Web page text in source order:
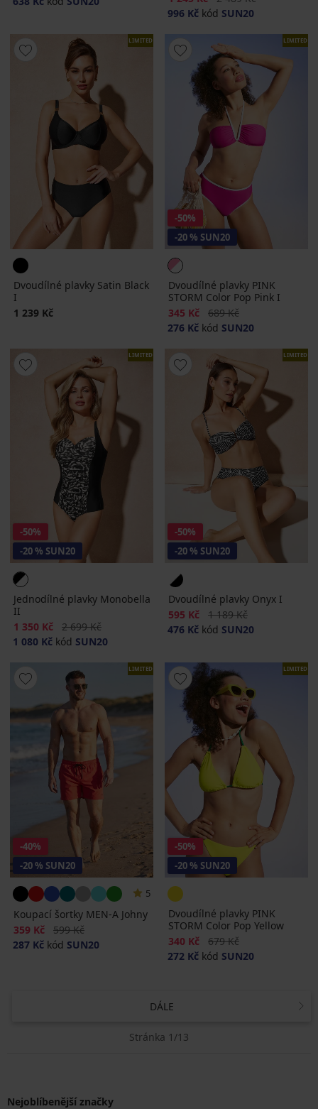
996 Kč kód SUN20
LIMITED
Dvoudílné plavky Satin Black
I
1 239 Kč
LIMITED
-50%
-20 % SUN20
Dvoudílné plavky PINK
STORM Color Pop Pink I
Sleva
345 Kč Původní cena
689 Kč
276 Kč kód SUN20
LIMITED
-50%
-20 % SUN20
Jednodílné plavky Monobella
II
Sleva
1 350 Kč Původní cena
2 699 Kč
1 080 Kč kód SUN20
LIMITED
-50%
-20 % SUN20
Dvoudílné plavky Onyx I
Sleva
595 Kč Původní cena
1 189 Kč
476 Kč kód SUN20
LIMITED
-40%
-20 % SUN20
5
Koupací šortky MEN-A Johny
Sleva
359 Kč Původní cena
599 Kč
287 Kč kód SUN20
LIMITED
-50%
-20 % SUN20
Dvoudílné plavky PINK
STORM Color Pop Yellow
Sleva
340 Kč Původní cena
679 Kč
272 Kč kód SUN20
DÁLE
Stránka 1/13
Nejoblíbenější značky